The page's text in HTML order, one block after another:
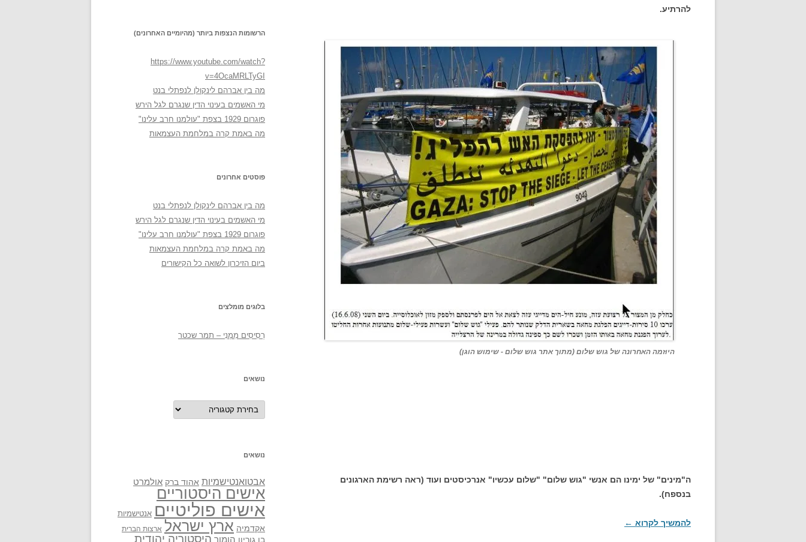
להרתיע.
היוזמה האחרונה של גוש שלום (מתוך אתר גוש שלום - שימוש הוגן)
ה"מינים" של ימינו הם אנשי "גוש שלום" "שלום עכשיו" אנרכיסטים ועוד (ראה רשימת הארגונים
בנספח).
להמשיך לקרוא ←
הרשומות הנצפות ביותר (מהיומיים האחרונים)
https://www.youtube.com/watch?
v=4OcaMRLTyGI
מה בין אברהם לינקולן לנפתלי בנט
מי האשמים בעינוי הדין שנגרם לגל הירש
פוגרום 1929 בצפת "עולמנו חרב עלינו"
מה באמת קרה במלחמת העצמאות
פוסטים אחרונים
מה בין אברהם לינקולן לנפתלי בנט
מי האשמים בעינוי הדין שנגרם לגל הירש
פוגרום 1929 בצפת "עולמנו חרב עלינו"
מה באמת קרה במלחמת העצמאות
ביום הזיכרון לשואה כל הקישורים
בלוגים מומלצים
רְסִיסִים מִמֶנִי – תמר שכטר
נושאים
נושאים
נושאים
אבטואנטישמיות אהוד ברק אולמרט
אישים היסטוריים
אישים פוליטיים אנטישמיות
אקדמיה ארץ ישראל ארצות הברית
בן גוריון הומור היסטוריה יהודית